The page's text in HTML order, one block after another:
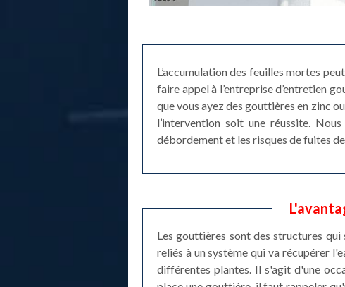
L’accumulation des feuilles mortes
faire appel à l’entreprise d’entretien
que vous ayez des gouttières en zinc
l’intervention soit une réussite.
débordement et les risques de fuites
Les gouttières sont des structures
reliés à un système qui va récupérer
différentes plantes. Il s'agit d'une